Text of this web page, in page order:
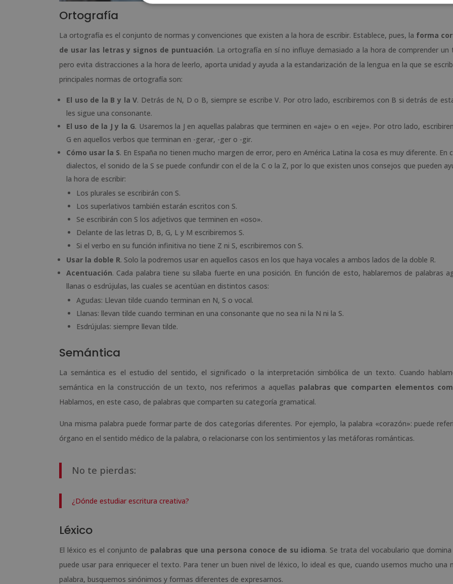
Ortografía
La ortografía es el conjunto de normas y convenciones que existen a la hora de escribir. Establece, pues, la forma
de usar las letras y signos de puntuación. La ortografía en sí no influye demasiado a la hora de comprender un
pero evita distracciones a la hora de leerlo, aporta unidad y ayuda a la estandarización de la lengua en la que se
principales normas de ortografía son:
El uso de la B y la V. Detrás de N, D o B, siempre se escribe V. Por otro lado, escribiremos con B si detrás de
les sigue una consonante.
El uso de la J y la G. Usaremos la J en aquellas palabras que terminen en «aje» o en «eje». Por otro lado,
G en aquellos verbos que terminan en -gerar, -ger o -gir.
Cómo usar la S. En España no tienen mucho margen de error, pero en América Latina la cosa es muy diferente. En
dialectos, el sonido de la S se puede confundir con el de la C o la Z, por lo que existen unos consejos que pueden
la hora de escribir:
Los plurales se escribirán con S.
Los superlativos también estarán escritos con S.
Se escribirán con S los adjetivos que terminen en «oso».
Delante de las letras D, B, G, L y M escribiremos S.
Si el verbo en su función infinitiva no tiene Z ni S, escribiremos con S.
Usar la doble R. Solo la podremos usar en aquellos casos en los que haya vocales a ambos lados de la doble R.
Acentuación. Cada palabra tiene su sílaba fuerte en una posición. En función de esto, hablaremos de palabras
llanas o esdrújulas, las cuales se acentúan en distintos casos:
Agudas: Llevan tilde cuando terminan en N, S o vocal.
Llanas: llevan tilde cuando terminan en una consonante que no sea ni la N ni la S.
Esdrújulas: siempre llevan tilde.
Semántica
La semántica es el estudio del sentido, el significado o la interpretación simbólica de un texto. Cuando
semántica en la construcción de un texto, nos referimos a aquellas palabras que comparten elementos
Hablamos, en este caso, de palabras que comparten su categoría gramatical.
Una misma palabra puede formar parte de dos categorías diferentes. Por ejemplo, la palabra «corazón»: puede
órgano en el sentido médico de la palabra, o relacionarse con los sentimientos y las metáforas románticas.
No te pierdas:
¿Dónde estudiar escritura creativa?
Léxico
El léxico es el conjunto de palabras que una persona conoce de su idioma. Se trata del vocabulario que
puede usar para enriquecer el texto. Para tener un buen nivel de léxico, lo ideal es que, cuando usemos mucho una
palabra, busquemos sinónimos y formas diferentes de expresarnos.